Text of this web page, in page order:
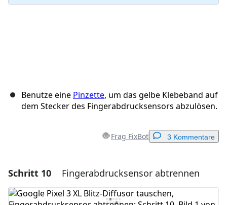
Benutze eine Pinzette, um das gelbe Klebeband auf
dem Stecker des Fingerabdrucksensors abzulösen.
Frag FixBot 3 Kommentare
Einen Kommentar hinzufügen
Kommentar hinzufügen
Schritt 10 Fingerabdrucksensor abtrennen